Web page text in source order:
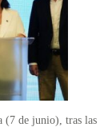
(7 de junio), tras las